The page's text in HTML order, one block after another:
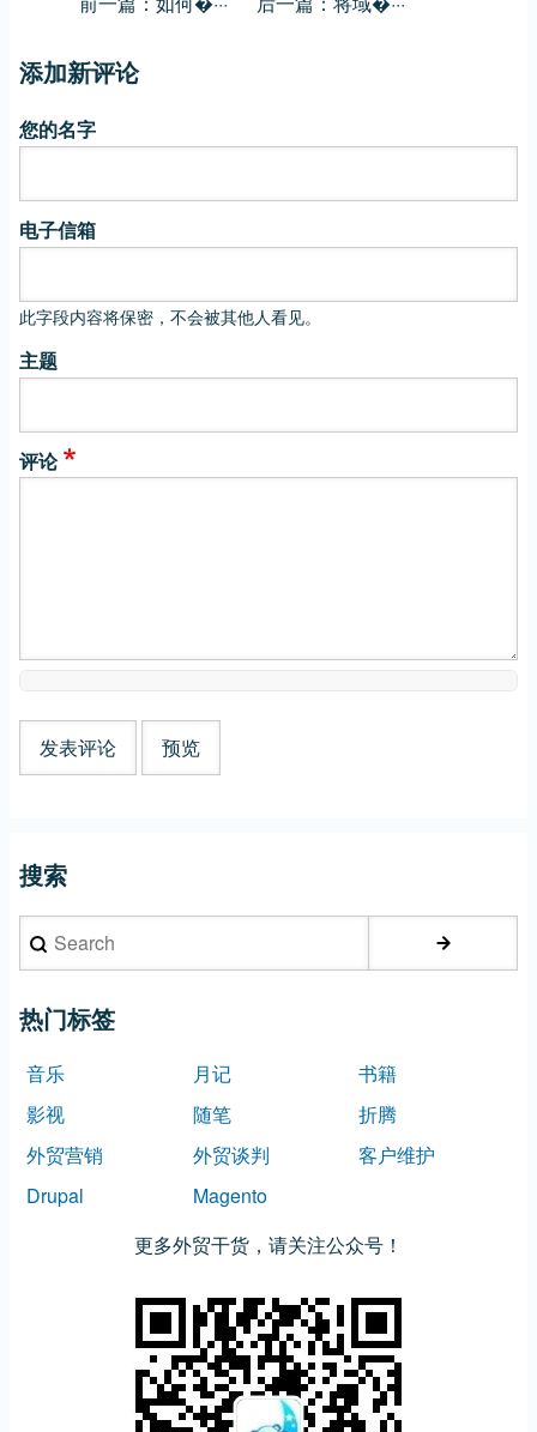
添加新评论
您的名字
电子信箱
此字段内容将保密，不会被其他人看见。
主题
评论
搜索
Search
热门标签
音乐 月记
书籍
影视
随笔
折腾
外贸营销
外贸谈判
客户维护
Drupal
Magento
更多外贸干货，请关注公众号！